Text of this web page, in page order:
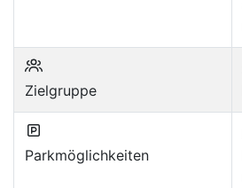
Zielgruppe
Parkmöglichkeiten